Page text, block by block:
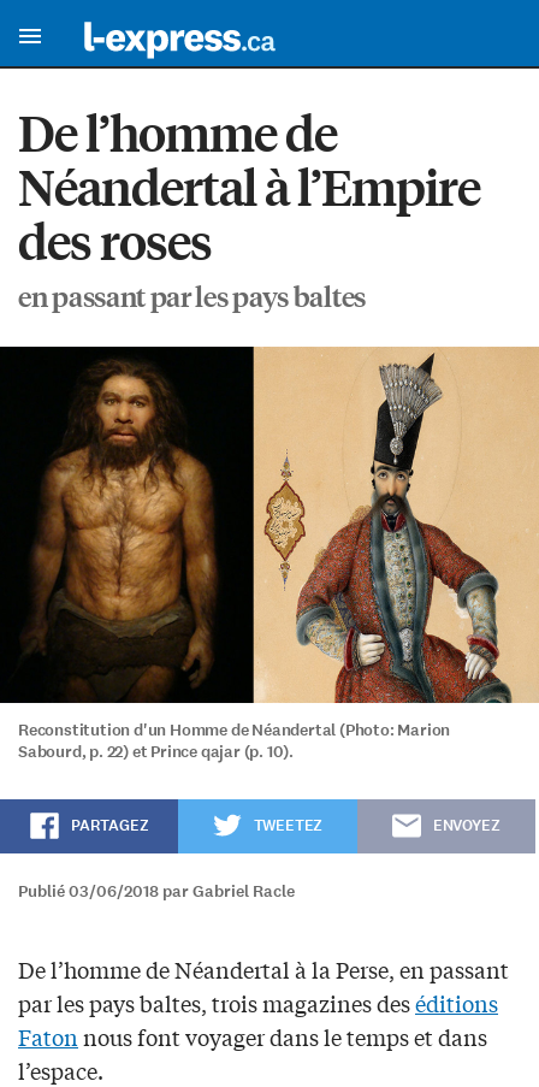
De l’homme de
Néandertal à l’Empire
des roses
en passant par les pays baltes
Reconstitution d'un Homme de Néandertal (Photo: Marion
Sabourd, p. 22) et Prince qajar (p. 10).
PARTAGEZ TWEETEZ ENVOYEZ
Publié 03/06/2018 par Gabriel Racle
De l’homme de Néandertal à la Perse, en passant
par les pays baltes, trois magazines deséditions
Fatonnous font voyager dans le temps et dans
l’espace.